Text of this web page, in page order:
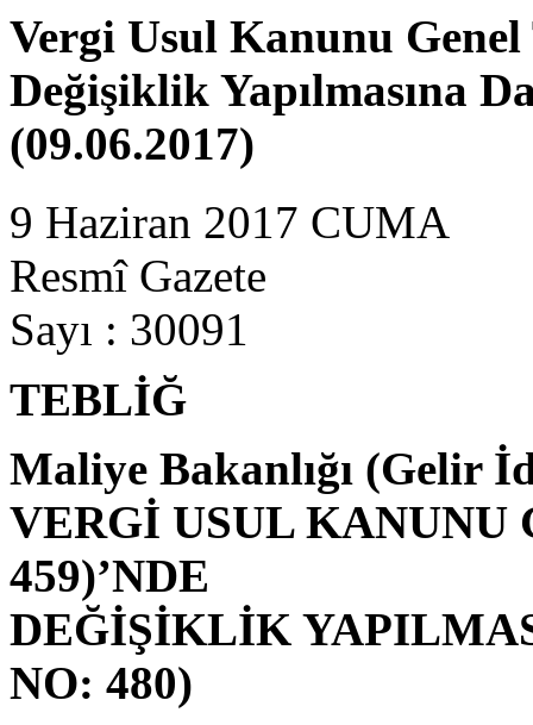
Vergi Usul Kanunu Genel
Değişiklik Yapılmasına
(09.06.2017)
9 Haziran 2017 CUMA
Resmî Gazete
Sayı : 30091
TEBLİĞ
Maliye Bakanlığı (Gelir
VERGİ USUL KANUNU
459)’NDE
DEĞİŞİKLİK
NO: 480)